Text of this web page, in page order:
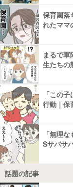
保育園落
れたママ
まるで
生たちの
「この
行動｜保
「無理
Sサバサ
話題の記事